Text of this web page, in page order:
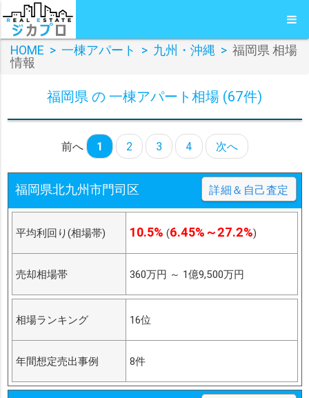
HOME > 一棟アパート > 九州・沖縄 > 福岡県 相場
情報
福岡県 の 一棟アパート相場 (67件)
前へ 1 2 3 4 次へ
福岡県北九州市門司区 詳細＆自己査定
平均利回り(相場帯) 10.5% (6.45%～27.2%)
売却相場帯 360万円 ～ 1億9,500万円
相場ランキング 16位
年間想定売出事例 8件